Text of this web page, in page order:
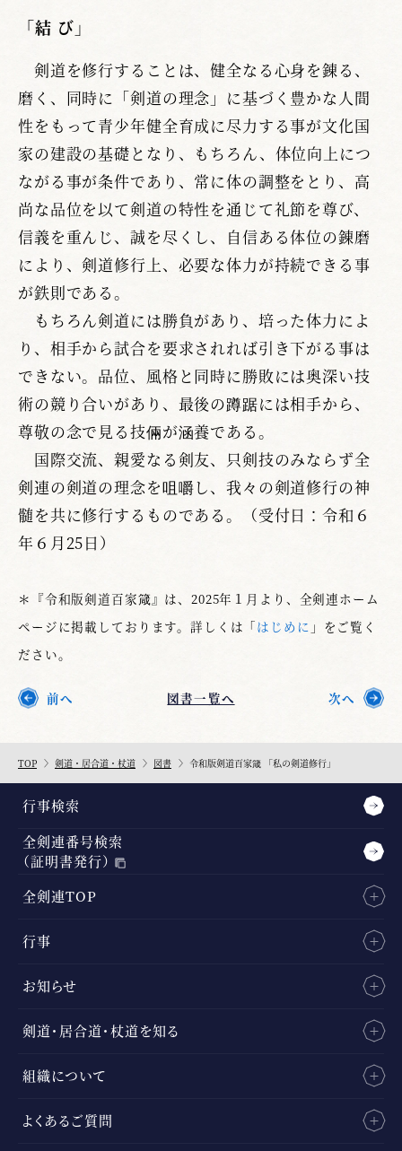
「結 び」
剣道を修行することは、健全なる心身を錬る、
磨く、同時に「剣道の理念」に基づく豊かな人間
性をもって青少年健全育成に尽力する事が文化国
家の建設の基礎となり、もちろん、体位向上につ
ながる事が条件であり、常に体の調整をとり、高
尚な品位を以て剣道の特性を通じて礼節を尊び、
信義を重んじ、誠を尽くし、自信ある体位の錬磨
により、剣道修行上、必要な体力が持続できる事
が鉄則である。
もちろん剣道には勝負があり、培った体力によ
り、相手から試合を要求されれば引き下がる事は
できない。品位、風格と同時に勝敗には奥深い技
術の競り合いがあり、最後の蹲踞には相手から、
尊敬の念で見る技倆が涵養である。
国際交流、親愛なる剣友、只剣技のみならず全
剣連の剣道の理念を咀嚼し、我々の剣道修行の神
髄を共に修行するものである。（受付日：令和６
年６月25日）
＊『令和版剣道百家箴』は、2025年１月より、全剣連ホーム
ページに掲載しております。詳しくは「はじめに 」をご覧く
ださい。
前へ 図書一覧へ 次へ
TOP 剣道・居合道・杖道 図書 令和版剣道百家箴 「私の剣道修行」
行事検索
全剣連番号検索
（証明書発行）
全剣連TOP
行事
お知らせ
剣道・居合道・杖道を知る
組織について
よくあるご質問